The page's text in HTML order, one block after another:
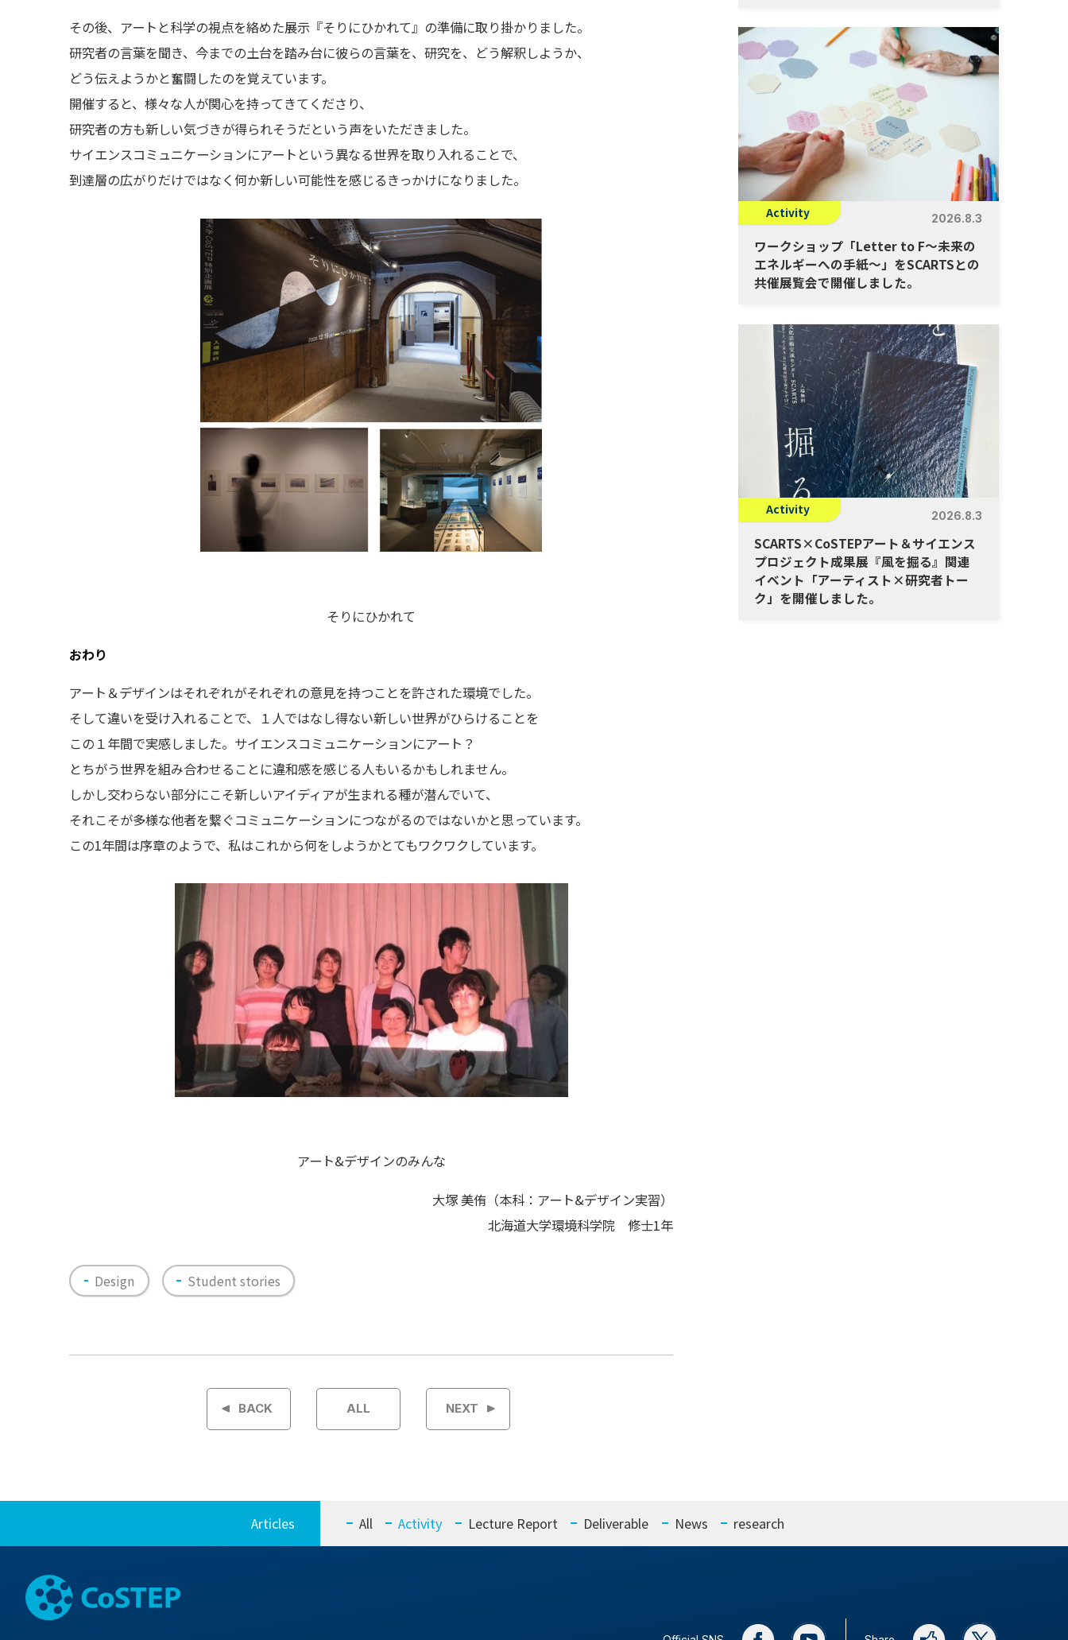
その後、アートと科学の視点を絡めた展示『そりにひかれて』の準備に取り掛かりました。
研究者の言葉を聞き、今までの土台を踏み台に彼らの言葉を、研究を、どう解釈しようか、
どう伝えようかと奮闘したのを覚えています。
開催すると、様々な人が関心を持ってきてくださり、
研究者の方も新しい気づきが得られそうだという声をいただきました。
サイエンスコミュニケーションにアートという異なる世界を取り入れることで、
到達層の広がりだけではなく何か新しい可能性を感じるきっかけになりました。
そりにひかれて
おわり
アート＆デザインはそれぞれがそれぞれの意見を持つことを許された環境でした。
そして違いを受け入れることで、１人ではなし得ない新しい世界がひらけることを
この１年間で実感しました。サイエンスコミュニケーションにアート？
とちがう世界を組み合わせることに違和感を感じる人もいるかもしれません。
しかし交わらない部分にこそ新しいアイディアが生まれる種が潜んでいて、
それこそが多様な他者を繋ぐコミュニケーションにつながるのではないかと思っています。
この1年間は序章のようで、私はこれから何をしようかとてもワクワクしています。
アート&デザインのみんな
大塚 美侑（本科：アート&デザイン実習）
北海道大学環境科学院 修士1年
Design Student stories
投
ゲ
ー
シ
ョ
BACK ALL NEXT
Activity 2026.8.3
ワークショップ「Letter to F～未来の
エネルギーへの手紙～」をSCARTSとの
共催展覧会で開催しました。
Activity 2026.8.3
SCARTS×CoSTEPアート＆サイエンス
プロジェクト成果展『風を掘る』関連
イベント「アーティスト×研究者トー
ク」を開催しました。
Articles All Activity Lecture Report Deliverable News research